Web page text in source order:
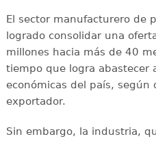
El sector manufacturero de
logrado consolidar una
millones hacia más de 40
tiempo que logra abastecer
económicas del país,
exportador.
Sin embargo, la industria,